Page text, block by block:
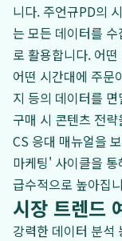
니다. 주언규PD의
는 모든 데이터를
로 활용합니다. 어
어떤 시간대에 주문
지 등의 데이터를
구매 시 콘텐츠 전
CS 응대 매뉴얼을
마케팅' 사이클을
급수적으로 높아집
시장 트렌드
강력한 데이터 분석